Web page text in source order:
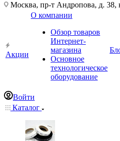
Москва, пр-т Андропова, д. 38,
Акции
О компании
Обзор товаров
Интернет-
магазина
Основное
технологическое
оборудование
Войти
Каталог